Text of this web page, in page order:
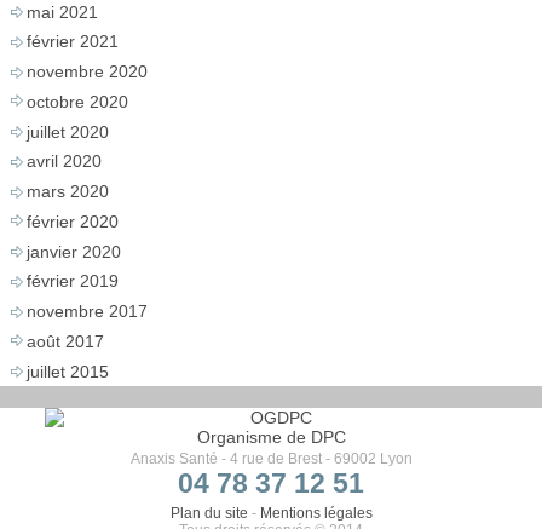
mai 2021
février 2021
novembre 2020
octobre 2020
juillet 2020
avril 2020
mars 2020
février 2020
janvier 2020
février 2019
novembre 2017
août 2017
juillet 2015
Organisme de DPC
Anaxis Santé - 4 rue de Brest - 69002 Lyon
04 78 37 12 51
Plan du site - Mentions légales